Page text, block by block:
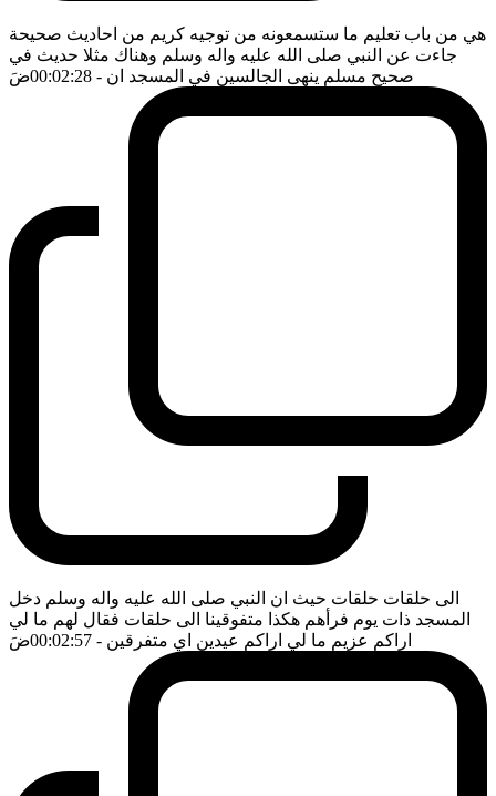
هي من باب تعليم ما ستسمعونه من توجيه كريم من احاديث صحيحة
جاءت عن النبي صلى الله عليه واله وسلم وهناك مثلا حديث في
صحيح مسلم ينهى الجالسين في المسجد ان - 00:02:28 ضَ
الى حلقات حلقات حيث ان النبي صلى الله عليه واله وسلم دخل
المسجد ذات يوم فرأهم هكذا متفوقينا الى حلقات فقال لهم ما لي
اراكم عزيم ما لي اراكم عيدين اي متفرقين - 00:02:57 ضَ